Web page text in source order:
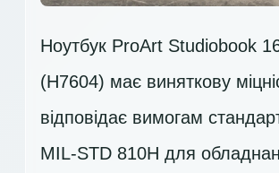
Ноутбук ProArt Studiobook
(H7604) має виняткову
відповідає вимогам
MIL-STD 810H для